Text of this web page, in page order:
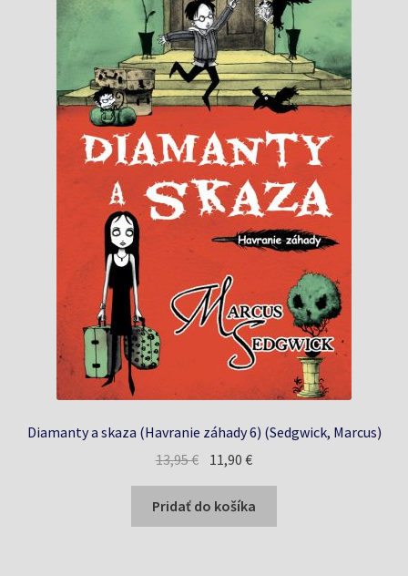
Diamanty a skaza (Havranie záhady 6) (Sedgwick, Marcus)
13,95€ Pôvodná
cena
bola:
13,95 €.
11,90€Aktuálna
cena
je:
11,90 €.
Pridať do košíka